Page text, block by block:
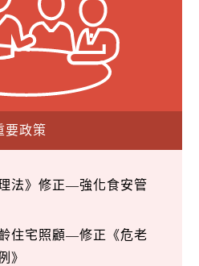
要政策
法》修正—強化食安管
住宅照顧—修正《危老
》